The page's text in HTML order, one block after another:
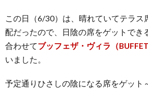
この日（6/30）は、晴れていてテラス
配だったので、日陰の席をゲットでき
合わせてブッフェザ・ヴィラ（BUFFET
いました。
予定通りひさしの陰になる席をゲット